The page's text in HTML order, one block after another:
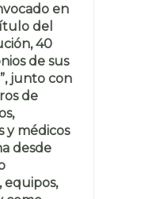
en
del
40
de sus
junto con
de
y médicos
desde
equipos,